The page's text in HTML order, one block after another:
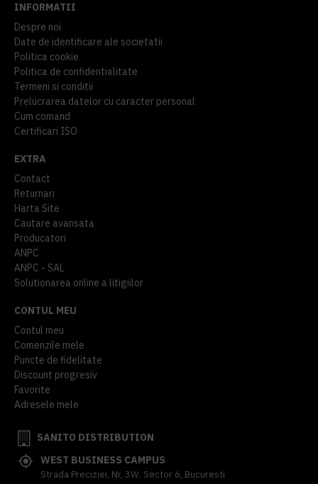
INFORMATII
Despre noi
Date de identificare ale societatii
Politica cookie
Politica de confidentialitate
Termeni si conditii
Prelucrarea datelor cu caracter personal
Cum comand
Certificari ISO
EXTRA
Contact
Returnari
Harta Site
Cautare avansata
Producatori
ANPC
ANPC - SAL
Solutionarea online a litigiilor
CONTUL MEU
Contul meu
Comenzile mele
Puncte de fidelitate
Discount progresiv
Favorite
Adresele mele
SANITO DISTRIBUTION
WEST BUSINESS CAMPUS
Strada Preciziei, Nr, 3W, Sector 6, Bucuresti